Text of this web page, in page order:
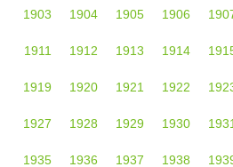
1903 1904 1905 1906
1911 1912 1913 1914
1919 1920 1921 1922
1927 1928 1929 1930 1931
1935 1936 1937 1938